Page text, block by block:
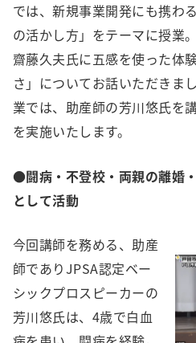
では、新規事業開発にも携わ
の活かし方」をテーマに授業
齋藤久夫氏に五感を使った体
さ」についてお話いただきま
業では、助産師の芳川悠氏を
を実施いたします。
●闘病・不登校・両親の離婚
として活動
今回講師を務める、助産
師でありJPSA認定ベー
シックプロスピーカーの
芳川悠氏は、4歳で白血